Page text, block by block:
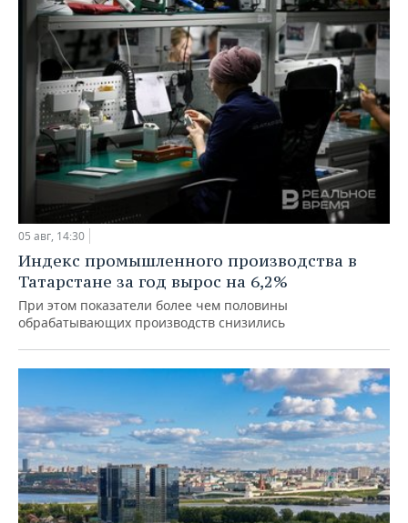
05 авг, 14:30
Индекс промышленного производства в
Татарстане за год вырос на 6,2%
При этом показатели более чем половины
обрабатывающих производств снизились